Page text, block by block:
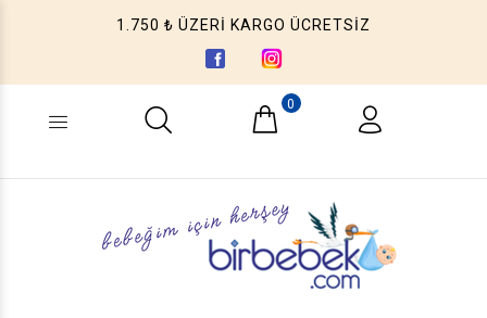
1.750 ₺ ÜZERİ KARGO ÜCRETSİZ
Ne aramıştınız? (Ürün, Kategori ...)
0